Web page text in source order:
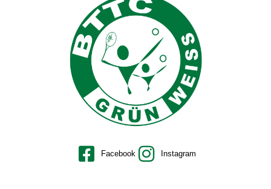
Facebook Instagram